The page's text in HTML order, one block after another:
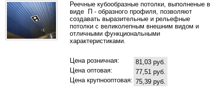
Реечные кубообразные потолки, выполненые в
виде П - образного профиля, позволяют
создавать выразительные и рельефные
потолки с великолепным внешним видом и
отличными функциональными
характеристиками.
Цена розничная:
81,03 руб.
Цена оптовая:
77,51 руб.
Цена крупнооптовая: 75,39 руб.